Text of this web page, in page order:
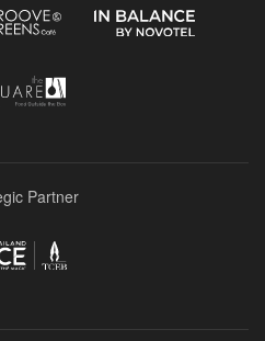
Partner